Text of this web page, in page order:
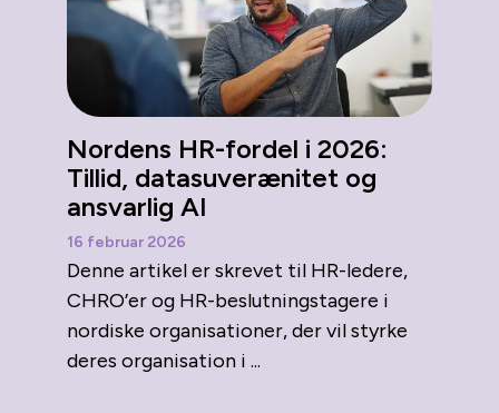
Nordens HR-fordel i 2026:
Tillid, datasuverænitet og
ansvarlig AI
16 februar 2026
Denne artikel er skrevet til HR-ledere,
CHRO’er og HR-beslutningstagere i
nordiske organisationer, der vil styrke
deres organisation i ...